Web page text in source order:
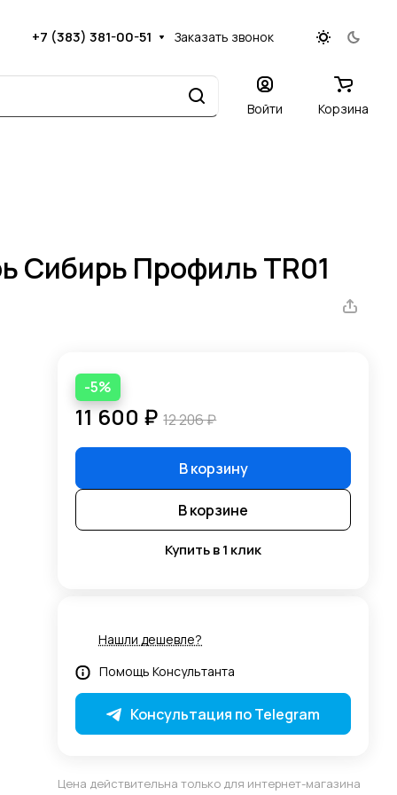
+7 (383) 381-00-51 Заказать звонок
Войти Корзина
Сибирь Профиль TR01
-5%
11 600 ₽ 12 206 ₽
В корзину
В корзине
Купить в 1 клик
Нашли дешевле?
Помощь Консультанта
Консультация по Telegram
Цена действительна только для интернет-магазина